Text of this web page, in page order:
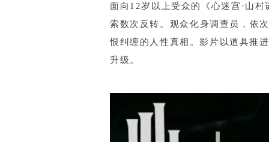
面向12岁以上受众的《心迷宫·山
索数次反转。观众化身调查员，依
恨纠缠的人性真相。影片以道具推
升级。